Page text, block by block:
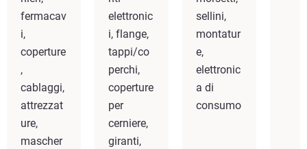
fermacav
i,
coperture
,
cablaggi,
attrezzat
ure,
mascher
elettronic
i, flange,
tappi/co
perchi,
coperture
per
cerniere,
giranti,
sellini,
montatur
e,
elettronic
a di
consumo